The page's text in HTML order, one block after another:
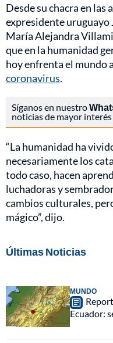
Desde su chacra en
expresidente uruguayo
María Alejandra
que en la humanidad
hoy enfrenta el mundo
coronavirus.
Síganos en nuestro
noticias de mayor interés
“La humanidad ha
necesariamente los
todo caso, hacen
luchadoras y
cambios culturales,
mágico”, dijo.
Últimas Noticias
MUNDO
Ecuador: